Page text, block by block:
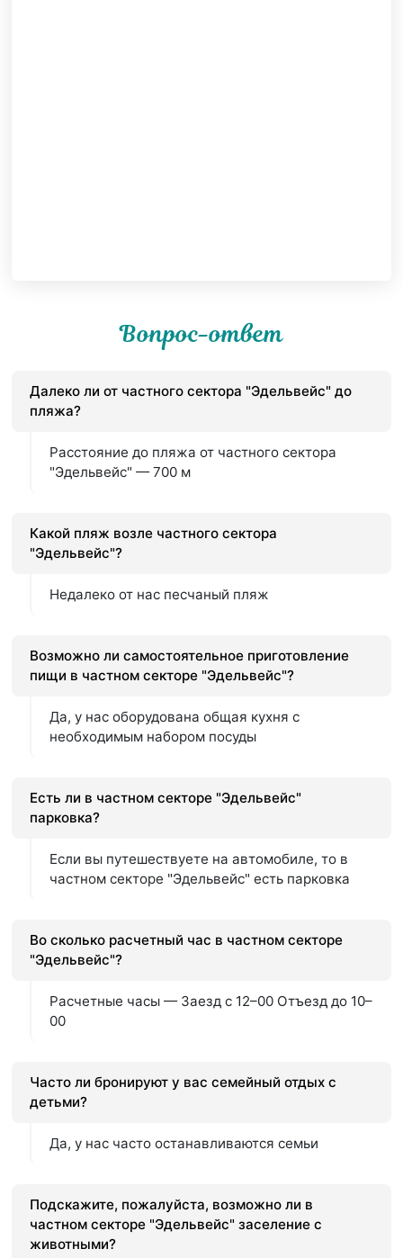
Вопрос-ответ
Далеко ли от частного сектора "Эдельвейс" до
пляжа?
Расстояние до пляжа от частного сектора
"Эдельвейс" — 700 м
Какой пляж возле частного сектора
"Эдельвейс"?
Недалеко от нас песчаный пляж
Возможно ли самостоятельное приготовление
пищи в частном секторе "Эдельвейс"?
Да, у нас оборудована общая кухня с
необходимым набором посуды
Есть ли в частном секторе "Эдельвейс"
парковка?
Если вы путешествуете на автомобиле, то в
частном секторе "Эдельвейс" есть парковка
Во сколько расчетный час в частном секторе
"Эдельвейс"?
Расчетные часы — Заезд с 12–00 Отъезд до 10–
00
Часто ли бронируют у вас семейный отдых с
детьми?
Да, у нас часто останавливаются семьи
Подскажите, пожалуйста, возможно ли в
частном секторе "Эдельвейс" заселение с
животными?